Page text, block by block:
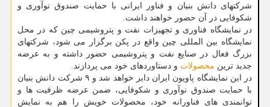
شرکتهای دانش بنیان و فناور ایرانی با حمایت صندوق نوآوری و
شکوفایی در آن حضور خواهند داشت.
در نمایشگاه فناوری و تجهیزات نفت و پتروشیمی چین که در محل
نمایشگاه بین المللی چین واقع در پکن برگزار می شود، شرکتهای
بزرگ فعال در صنایع نفت و پتروشیمی حضور داشته و به عرضه
جدید ترین محصولات و دستاوردهای خود می پردازند.
در این نمایشگاه پاویون ایران دایر خواهد شد و ۹ شرکت دانش بنیان
با حمایت صندوق نوآوری و شکوفایی، ضمن عرضه ظرفیت ها و
توانمندی های فناورانه خود، محصولات خویش را هم به نمایش